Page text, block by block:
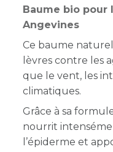
Baume bio pour
Angevines
Ce baume
lèvres contre les
que le vent, les
climatiques.
Grâce à sa
nourrit
l’épiderme et